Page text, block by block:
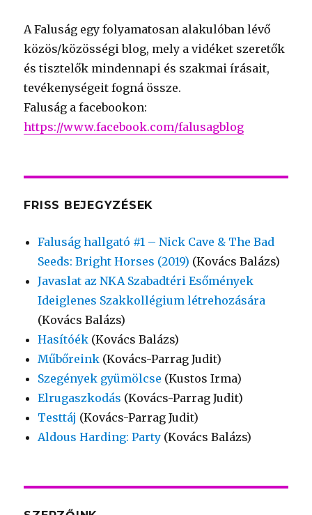
A Faluság egy folyamatosan alakulóban lévő
közös/közösségi blog, mely a vidéket szeretők
és tisztelők mindennapi és szakmai írásait,
tevékenységeit fogná össze.
Faluság a facebookon:
https://www.facebook.com/falusagblog
FRISS BEJEGYZÉSEK
Faluság hallgató #1 – Nick Cave & The Bad
Seeds: Bright Horses (2019) (Kovács Balázs)
Javaslat az NKA Szabadtéri Esőmények
Ideiglenes Szakkollégium létrehozására
(Kovács Balázs)
Hasítóék (Kovács Balázs)
Műbőreink (Kovács-Parrag Judit)
Szegények gyümölcse (Kustos Irma)
Elrugaszkodás (Kovács-Parrag Judit)
Testtáj (Kovács-Parrag Judit)
Aldous Harding: Party (Kovács Balázs)